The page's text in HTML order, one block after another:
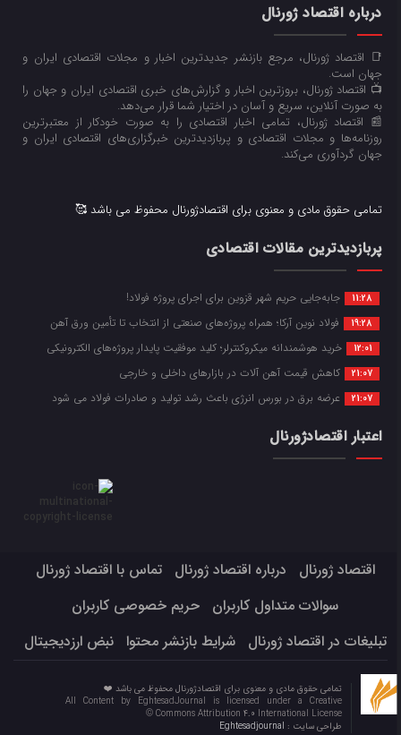
درباره اقتصاد ژورنال
📑 اقتصاد ژورنال، مرجع بازنشر جدیدترین اخبار و مجلات اقتصادی ایران و
جهان است.
📺 اقتصاد ژورنال، بروزترین اخبار و گزارش‌های خبری اقتصادی ایران و جهان را
به صورت آنلاین، سریع و آسان در اختیار شما قرار می‌‌دهد.
📰 اقتصاد ژورنال، تمامی اخبار اقتصادی را به صورت خودکار از معتبرترین
روزنامه‌ها و مجلات اقتصادی و پربازدیدترین خبرگزاری‌های اقتصادی ایران و
جهان گردآوری می‌کند.
تمامی حقوق مادی و معنوی برای اقتصادژورنال محفوظ می باشد 🥰
پربازدیدترین مقالات اقتصادی
11:28 جابه‌جایی حریم شهر قزوین برای اجرای پروژه فولاد!
19:28 فولاد نوین آرکا؛ همراه پروژه‌های صنعتی از انتخاب تا تأمین ورق آهن
12:01 خرید هوشمندانه میکروکنترلر؛ کلید موفقیت پایدار پروژه‌های الکترونیکی
21:07 کاهش قیمت آهن آلات در بازارهای داخلی و خارجی
21:07 عرضه برق در بورس انرژی باعث رشد تولید و صادرات فولاد می شود
اعتبار اقتصادژورنال
اقتصاد ژورنال درباره اقتصاد ژورنال
تماس با اقتصاد ژورنال
سوالات متداول کاربران
حریم خصوصی کاربران
تبلیغات در اقتصاد ژورنال
شرایط بازنشر محتوا نبض ارزدیجیتال
تمامی حقوق مادی و معنوی برای اقتصادژورنال محفوظ می باشد ❤️
All Content by EghtesadJournal is licensed under a Creative
Commons Attribution 4.0 International License ©️
طراحی سایت :